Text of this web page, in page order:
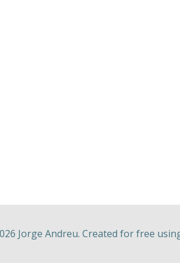
Jorge Andreu. Created for free